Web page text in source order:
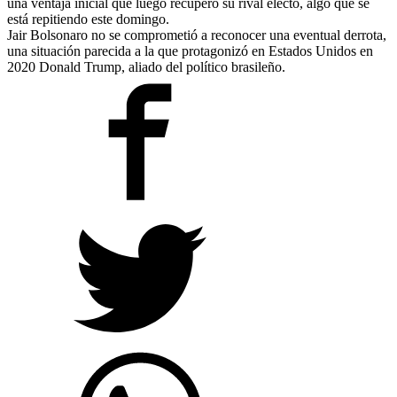
está repitiendo este domingo.
Jair Bolsonaro no se comprometió a reconocer una eventual derrota,
una situación parecida a la que protagonizó en Estados Unidos en
2020 Donald Trump, aliado del político brasileño.